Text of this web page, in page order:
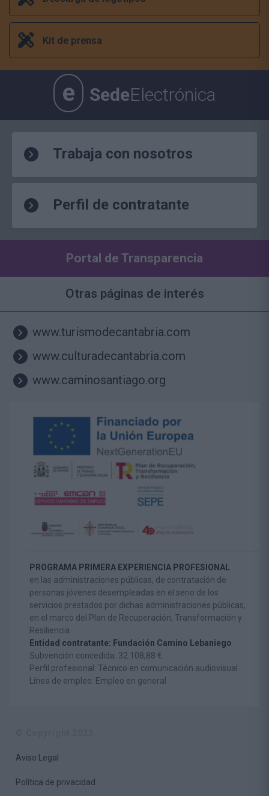
Kit de prensa
e SedeElectrónica
Trabaja con nosotros
Perfil de contratante
Portal de Transparencia
Otras páginas de interés
www.turismodecantabria.com
www.culturadecantabria.com
www.caminosantiago.org
PROGRAMA PRIMERA EXPERIENCIA PROFESIONAL
en las administraciones públicas, de contratación de
personas jóvenes desempleadas en el seno de los
servicios prestados por dichas administraciones públicas,
en el marco del Plan de Recuperación, Transformación y
Resiliencia
Entidad contratante: Fundación Camino Lebaniego
Subvención concedida: 32.108,88 €
Perfil profesional: Técnico en comunicación audiovisual
Línea de empleo: Empleo en general
Aviso Legal
Política de privacidad